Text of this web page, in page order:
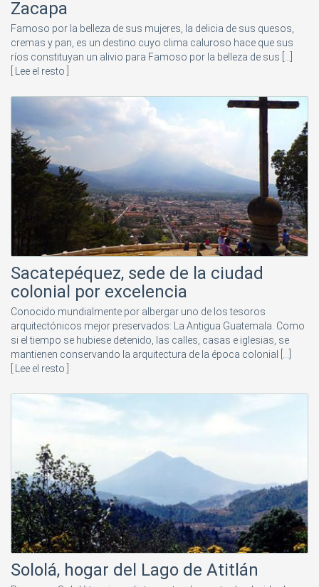
Zacapa
Famoso por la belleza de sus mujeres, la delicia de sus quesos,
cremas y pan, es un destino cuyo clima caluroso hace que sus
ríos constituyan un alivio para Famoso por la belleza de sus [...]
[ Lee el resto ]
Sacatepéquez, sede de la ciudad
colonial por excelencia
Conocido mundialmente por albergar uno de los tesoros
arquitectónicos mejor preservados: La Antigua Guatemala. Como
si el tiempo se hubiese detenido, las calles, casas e iglesias, se
mantienen conservando la arquitectura de la época colonial [...]
[ Lee el resto ]
Sololá, hogar del Lago de Atitlán